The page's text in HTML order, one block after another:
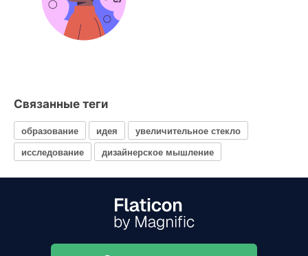
Связанные теги
образование идея
увеличительное стекло
исследование
дизайнерское мышление